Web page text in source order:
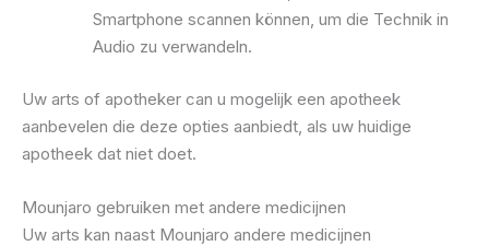
Smartphone scannen können, um die Technik in
Audio zu verwandeln.
Uw arts of apotheker can u mogelijk een apotheek
aanbevelen die deze opties aanbiedt, als uw huidige
apotheek dat niet doet.
Mounjaro gebruiken met andere medicijnen
Uw arts kan naast Mounjaro andere medicijnen